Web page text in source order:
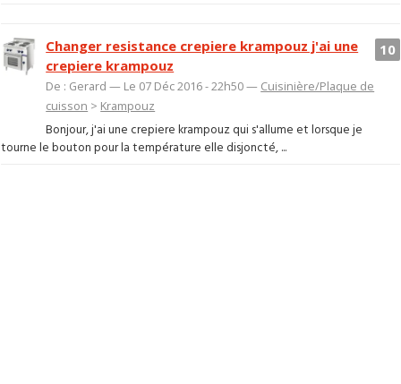
10
Changer resistance crepiere krampouz j'ai une
crepiere krampouz
De : Gerard — Le 07 Déc 2016 - 22h50 — Cuisinière/Plaque de
cuisson > Krampouz
Bonjour, j'ai une crepiere krampouz qui s'allume et lorsque je
tourne le bouton pour la température elle disjoncté, ...